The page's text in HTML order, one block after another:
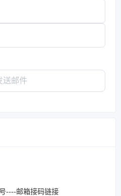
----邮箱接码链接